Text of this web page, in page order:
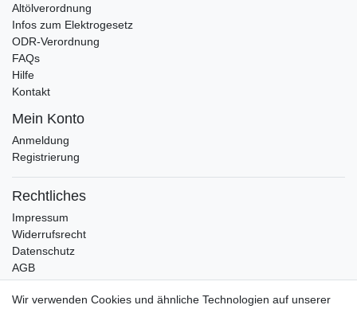
Altölverordnung
Infos zum Elektrogesetz
ODR-Verordnung
FAQs
Hilfe
Kontakt
Mein Konto
Anmeldung
Registrierung
Rechtliches
Impressum
Widerrufsrecht
Datenschutz
AGB
Bleibt auf dem Laufenden ...
Wir verwenden Cookies und ähnliche Technologien auf unserer